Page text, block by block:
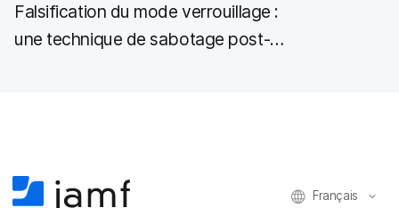
Falsification du mode verrouillage :
une technique de sabotage post-
Français